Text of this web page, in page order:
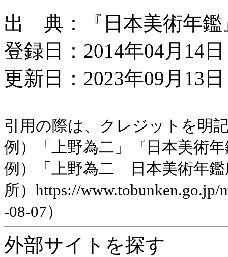
出 典：『日本美術年鑑
登録日：2014年04月14日
更新日：2023年09月13
引用の際は、クレジットを明
例）「上野為二」『日本美術
例）「上野為二 日本美術年鑑
所）https://
-08-07）
外部サイトを探す